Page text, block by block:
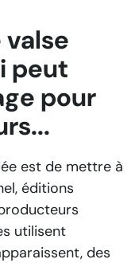
valse
peut
pour
est de mettre à
éditions
utilisent
des